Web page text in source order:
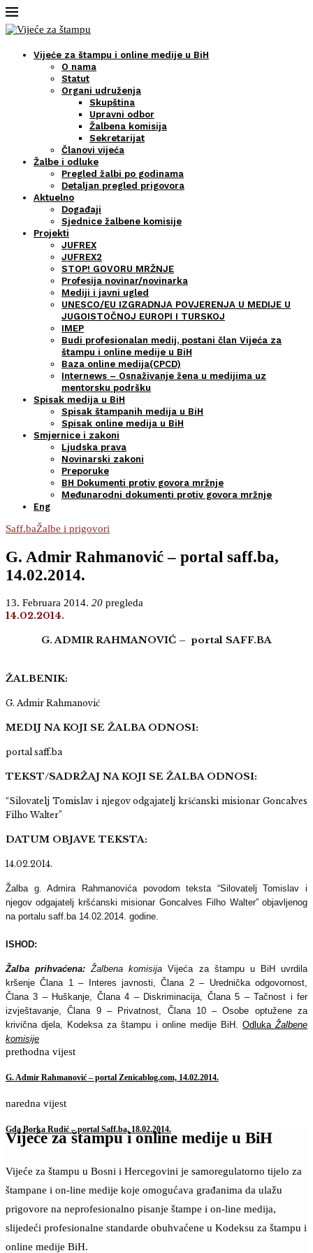
Vijeće za štampu i online medije u BiH
O nama
Statut
Organi udruženja
Skupština
Upravni odbor
Žalbena komisija
Sekretarijat
Članovi vijeća
Žalbe i odluke
Pregled žalbi po godinama
Detaljan pregled prigovora
Aktuelno
Događaji
Sjednice žalbene komisije
Projekti
JUFREX
JUFREX2
STOP! GOVORU MRŽNJE
Profesija novinar/novinarka
Mediji i javni ugled
UNESCO/EU IZGRADNJA POVJERENJA U MEDIJE U
JUGOISTOČNOJ EUROPI I TURSKOJ
IMEP
Budi profesionalan medij, postani član Vijeća za
štampu i online medije u BiH
Baza online medija(CPCD)
Internews – Osnaživanje žena u medijima uz
mentorsku podršku
Spisak medija u BiH
Spisak štampanih medija u BiH
Spisak online medija u BiH
Smjernice i zakoni
Ljudska prava
Novinarski zakoni
Preporuke
BH Dokumenti protiv govora mržnje
Međunarodni dokumenti protiv govora mržnje
Eng
Saff.baŽalbe i prigovori
G. Admir Rahmanović – portal saff.ba,
14.02.2014.
13. Februara 2014. 20 pregleda
14.02.2014.
G. ADMIR RAHMANOVIĆ – portal SAFF.BA
ŽALBENIK:
G. Admir Rahmanović
MEDIJ NA KOJI SE ŽALBA ODNOSI:
portal saff.ba
TEKST/SADRŽAJ NA KOJI SE ŽALBA ODNOSI:
“Silovatelj Tomislav i njegov odgajatelj kršćanski misionar Goncalves
Filho Walter”
DATUM OBJAVE TEKSTA:
14.02.2014.
Žalba g. Admira Rahmanovića povodom teksta “Silovatelj Tomislav i
njegov odgajatelj kršćanski misionar Goncalves Filho Walter” objavljenog
na portalu saff.ba 14.02.2014. godine.
ISHOD:
Žalba prihvaćena: Žalbena komisijaVijeća za štampu u BiH uvrdila
kršenje Člana 1 – Interes javnosti, Člana 2 – Urednička odgovornost,
Člana 3 – Huškanje, Člana 4 – Diskriminacija, Člana 5 – Tačnost i fer
izvještavanje, Člana 9 – Privatnost, Člana 10 – Osobe optužene za
krivična djela, Kodeksa za štampu i online medije BiH. OdlukaŽalbene
komisije
prethodna vijest
G. Admir Rahmanović – portal Zenicablog.com, 14.02.2014.
naredna vijest
Gđa Borka Rudić – portal Saff.ba, 18.02.2014.
Vijeće za štampu i online medije u BiH
Vijeće za štampu u Bosni i Hercegovini je samoregulatorno tijelo za
štampane i on-line medije koje omogućava građanima da ulažu
prigovore na neprofesionalno pisanje štampe i on-line medija,
slijedeći profesionalne standarde obuhvaćene u Kodeksu za štampu i
online medije BiH.